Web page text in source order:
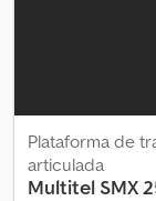
Plataforma de
articulada
Multitel SMX